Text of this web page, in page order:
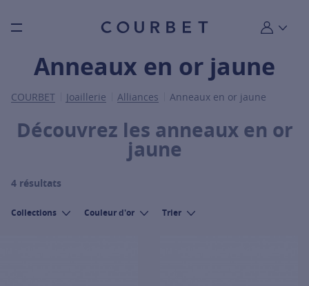
Burger toggle menu Mon
Anneaux en or jaune
COURBET Joaillerie Alliances Anneaux en or jaune
Découvrez les anneaux en or
jaune
4 résultats
Collections Couleur d'or Trier